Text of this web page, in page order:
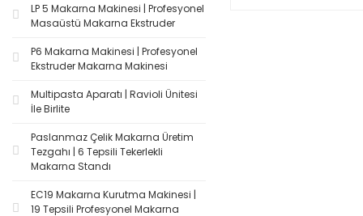
LP 5 Makarna Makinesi | Profesyonel
Masaüstü Makarna Ekstruder
P6 Makarna Makinesi | Profesyonel
Ekstruder Makarna Makinesi
Multipasta Aparatı | Ravioli Ünitesi
İle Birlite
Paslanmaz Çelik Makarna Üretim
Tezgahı | 6 Tepsili Tekerlekli
Makarna Standı
EC19 Makarna Kurutma Makinesi |
19 Tepsili Profesyonel Makarna